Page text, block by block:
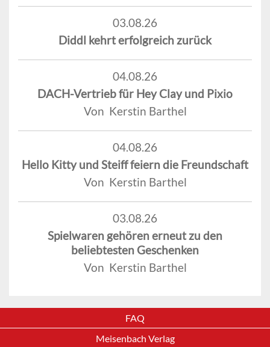
03.08.26
Diddl kehrt erfolgreich zurück
04.08.26
DACH-Vertrieb für Hey Clay und Pixio
Von Kerstin Barthel
04.08.26
Hello Kitty und Steiff feiern die Freundschaft
Von Kerstin Barthel
03.08.26
Spielwaren gehören erneut zu den
beliebtesten Geschenken
Von Kerstin Barthel
FAQ
Meisenbach Verlag